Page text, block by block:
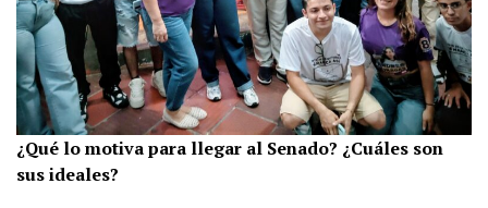
¿Qué lo motiva para llegar al Senado? ¿Cuáles son
sus ideales?